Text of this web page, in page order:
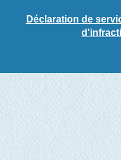
Déclaration de